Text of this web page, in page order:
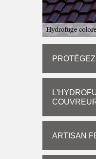
ARTISAN